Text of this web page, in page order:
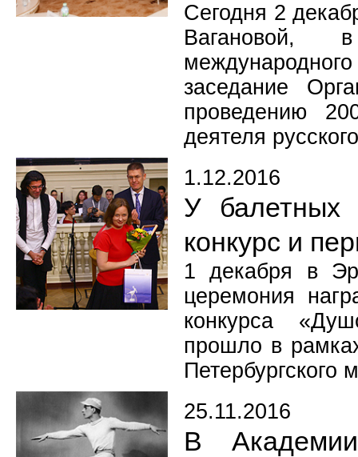
Сегодня 2
Вагановой,
заседание
проведению
деятеля
1.12.2016
У балетных
конкурс и
1 декабря в
церемония
конкурса
прошло в
Петербургского
25.11.2016
В